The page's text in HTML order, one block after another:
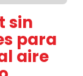
sin
para
aire